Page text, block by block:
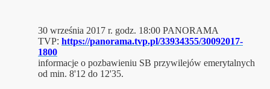
30 września 2017 r. godz. 18:00 PANORAMA
TVP: https://panorama.tvp.pl/33934355/30092017-
1800
informacje o pozbawieniu SB przywilejów emerytalnych
od min. 8'12 do 12'35.